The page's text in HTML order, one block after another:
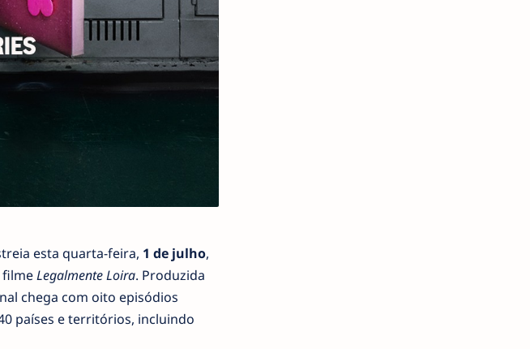
esta quarta-feira, 1 de julho,
filmeLegalmente Loira. Produzida
chega com oito episódios
países e territórios, incluindo